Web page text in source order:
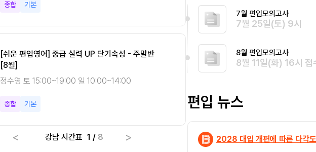
종합 기초
[Climax 편입수학] 개념 All Cover 미적분학 단기
속성반 [8월]
최우진 월/수 18:00~22:00
미적분 기초
편입
영어
[편입영어 NEW 패러다
총정리 오전반 [8월]
종합
종합 기본
[쉬운 편입영어] 중급 실력 UP 단기속성 - 주말반
[8월]
정수영 토 15:00~19:00 일 10:00~14:00
종합 기본
종합 심화
편입
영어
[SMART 편입영어] 자연
완전정복 - 오전반 [8월]
종합
1 / 8
< >
강남 시간표
7월 편입모의고사
7월 25일(토) 9시
8월 편입모의고사
8월 11일(화) 16시 접
편입 뉴스
2028 대입 개편에 따른 다각